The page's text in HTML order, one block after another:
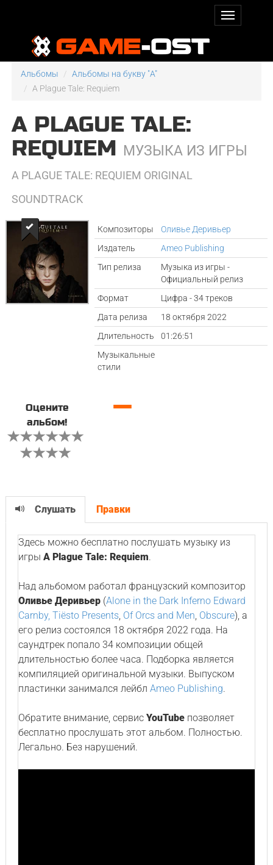
Альбомы
Альбомы на букву "A"
A Plague Tale: Requiem
A PLAGUE TALE:
REQUIEM МУЗЫКА ИЗ ИГРЫ
A PLAGUE TALE: REQUIEM ORIGINAL
SOUNDTRACK
Композиторы
Оливье Деривьер
Издатель
Ameo Publishing
Тип релиза
Музыка из игры -
Официальный релиз
Формат
Цифра - 34 треков
Дата релиза
18 октября 2022
Длительность
01:26:51
Музыкальные
стили
Оцените
альбом!
—
Слушать Правки
Здесь можно бесплатно послушать музыку из
игры A Plague Tale: Requiem.
Над альбомом работал французский композитор
Оливье Деривьер(Alone in the Dark Inferno Edward
Carnby, Tiësto Presents, Of Orcs and Men, Obscure), а
его релиз состоялся 18 октября 2022 года. На
саундтрек попало 34 композиции общей
длительностью более часа. Подборка является
компиляцией оригинальной музыки. Выпуском
пластинки занимался лейбл Ameo Publishing.
Обратите внимание, сервис YouTubeпозволяет
бесплатно прослушать этот альбом. Полностью.
Легально. Без нарушений.